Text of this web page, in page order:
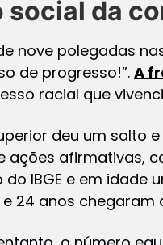
da
nove polegadas
de progresso!”.A
racial que
deu um salto
afirmativas,
IBGE e em idade
e 24 anos